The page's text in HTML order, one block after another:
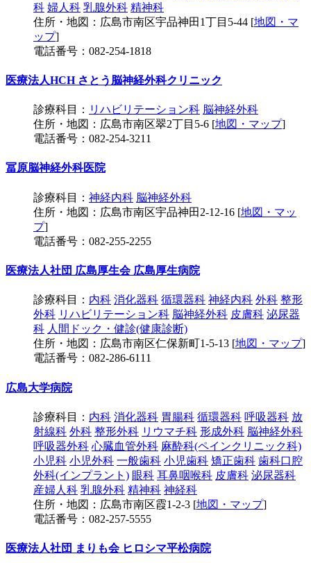
科 婦人科 乳腺外科 精神科
住所・地図：広島市南区宇品神田1丁目5-44 [地図・マ
ップ]
電話番号：082-254-1818
医療法人HCH さとう脳神経外科クリニック
診療科目： リハビリテーション科 脳神経外科
住所・地図：広島市南区翠2丁目5-6 [地図・マップ]
電話番号：082-254-3211
冨原脳神経外科医院
診療科目： 神経内科 脳神経外科
住所・地図：広島市南区宇品神田2-12-16 [地図・マッ
プ]
電話番号：082-255-2255
医療法人社団 広島厚生会 広島厚生病院
診療科目： 内科 消化器科 循環器科 神経内科 外科 整形
外科 リハビリテーション科 脳神経外科 皮膚科 泌尿器
科 人間ドック・健診(健康診断)
住所・地図：広島市南区仁保新町1-5-13 [地図・マップ]
電話番号：082-286-6111
広島大学病院
診療科目： 内科 消化器科 胃腸科 循環器科 呼吸器科 放
射線科 外科 整形外科 リウマチ科 形成外科 脳神経外科
呼吸器外科 心臓血管外科 麻酔科(ペインクリニック科)
小児科 小児外科 一般歯科 小児歯科 矯正歯科 歯科口腔
外科(インプラント) 眼科 耳鼻咽喉科 皮膚科 泌尿器科
産婦人科 乳腺外科 精神科 神経科
住所・地図：広島市南区霞1-2-3 [地図・マップ]
電話番号：082-257-5555
医療法人社団 まりも会 ヒロシマ平松病院